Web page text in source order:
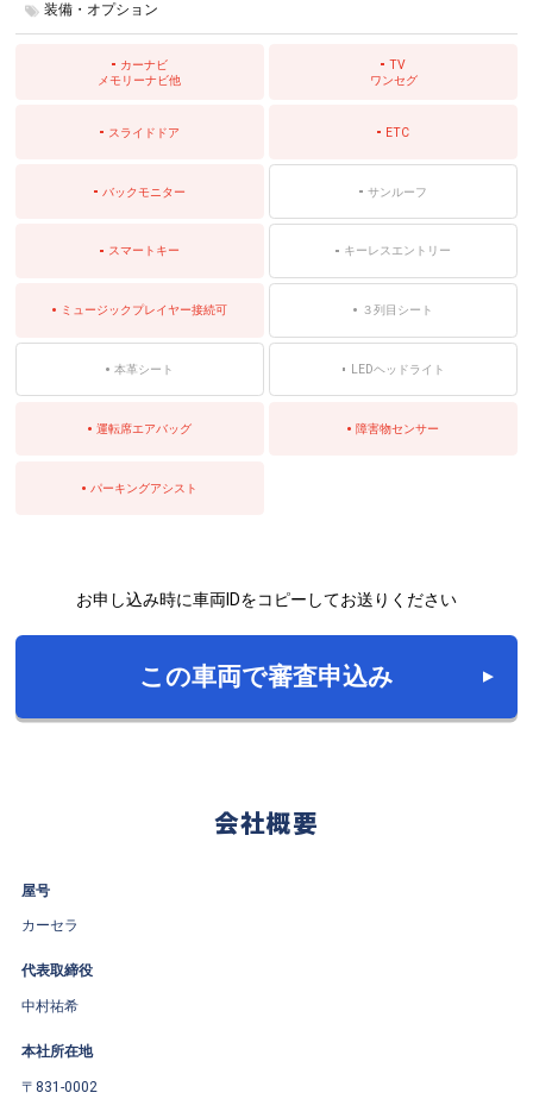
装備・オプション
カーナビ
メモリーナビ他
TV
ワンセグ
スライドドア ETC
バックモニター サンルーフ
スマートキー キーレスエントリー
ミュージックプレイヤー接続可 ３列目シート
本革シート LEDヘッドライト
運転席エアバッグ 障害物センサー
パーキングアシスト
お申し込み時に車両IDをコピーしてお送りください
この車両で審査申込み
会社概要
屋号
カーセラ
代表取締役
中村祐希
本社所在地
〒831-0002